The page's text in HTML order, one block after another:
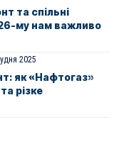
та спільні
му нам важливо
2025
як «Нафтогаз»
різке